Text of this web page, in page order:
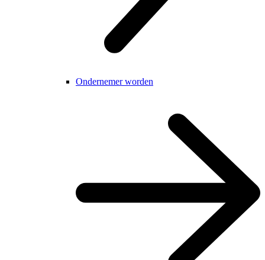
Ondernemer worden